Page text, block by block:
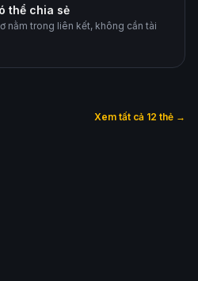
thể chia sẻ
nằm trong liên kết, không cần tài
Xem tất cả 12 thẻ →